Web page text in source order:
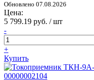
Обновлено 07.08.2026
Цена:
5 799.19 руб. / шт
-
+
Купить